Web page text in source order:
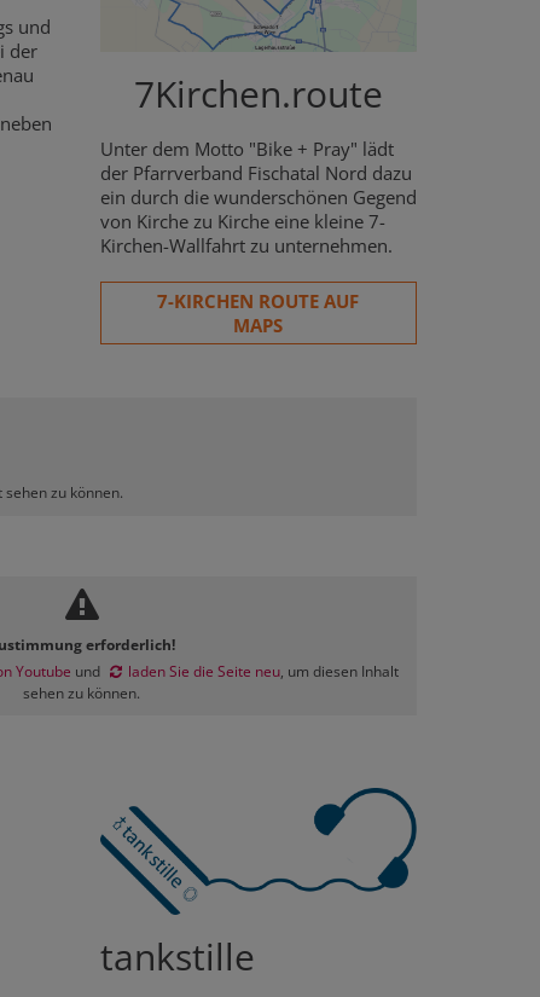
und
der
7Kirchen.route
Unter dem Motto "Bike + Pray" lädt
der Pfarrverband Fischatal Nord dazu
ein durch die wunderschönen Gegend
von Kirche zu Kirche eine kleine 7-
Kirchen-Wallfahrt zu unternehmen.
7-KIRCHEN ROUTE AUF
MAPS
zu können.
erforderlich!
Youtube und laden Sie die Seite neu, um diesen Inhalt
sehen zu können.
tankstille